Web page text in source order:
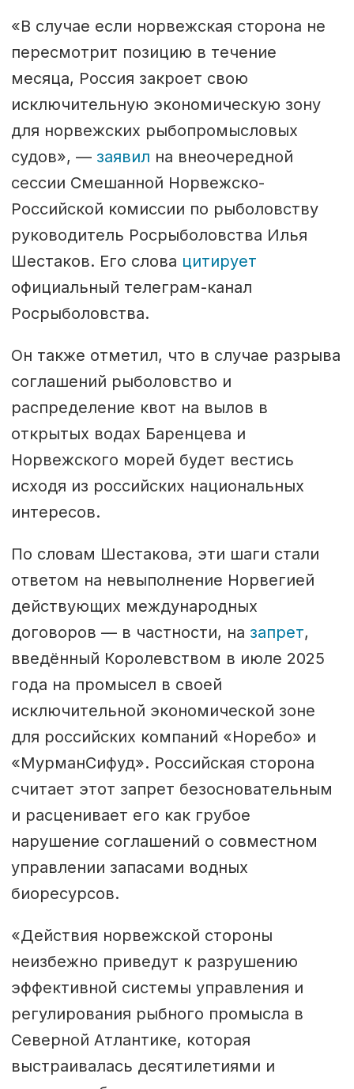
«В случае если норвежская сторона не
пересмотрит позицию в течение
месяца, Россия закроет свою
исключительную экономическую зону
для норвежских рыбопромысловых
судов», — заявил на внеочередной
сессии Смешанной Норвежско-
Российской комиссии по рыболовству
руководитель Росрыболовства Илья
Шестаков. Его слова цитирует
официальный телеграм-канал
Росрыболовства.
Он также отметил, что в случае разрыва
соглашений рыболовство и
распределение квот на вылов в
открытых водах Баренцева и
Норвежского морей будет вестись
исходя из российских национальных
интересов.
По словам Шестакова, эти шаги стали
ответом на невыполнение Норвегией
действующих международных
договоров — в частности, на запрет,
введённый Королевством в июле 2025
года на промысел в своей
исключительной экономической зоне
для российских компаний «Норебо» и
«МурманСифуд». Российская сторона
считает этот запрет безосновательным
и расценивает его как грубое
нарушение соглашений о совместном
управлении запасами водных
биоресурсов.
«Действия норвежской стороны
неизбежно приведут к разрушению
эффективной системы управления и
регулирования рыбного промысла в
Северной Атлантике, которая
выстраивалась десятилетиями и